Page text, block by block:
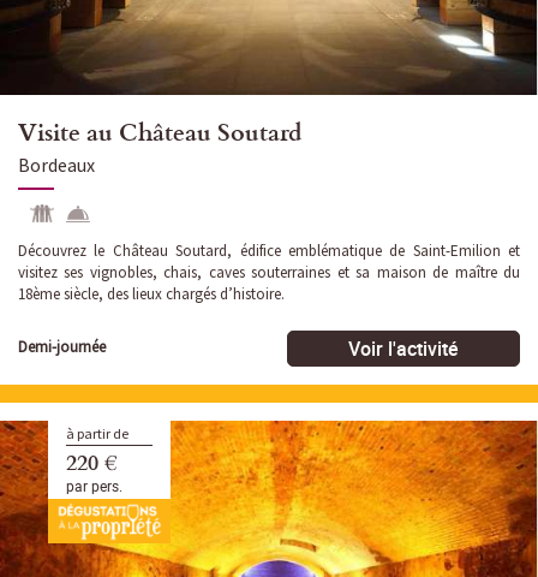
Visite au Château Soutard
Bordeaux
Découvrez le Château Soutard, édifice emblématique de Saint-Emilion et
visitez ses vignobles, chais, caves souterraines et sa maison de maître du
18ème siècle, des lieux chargés d’histoire.
Demi-journée Voir l'activité
à partir de
220 €
par pers.